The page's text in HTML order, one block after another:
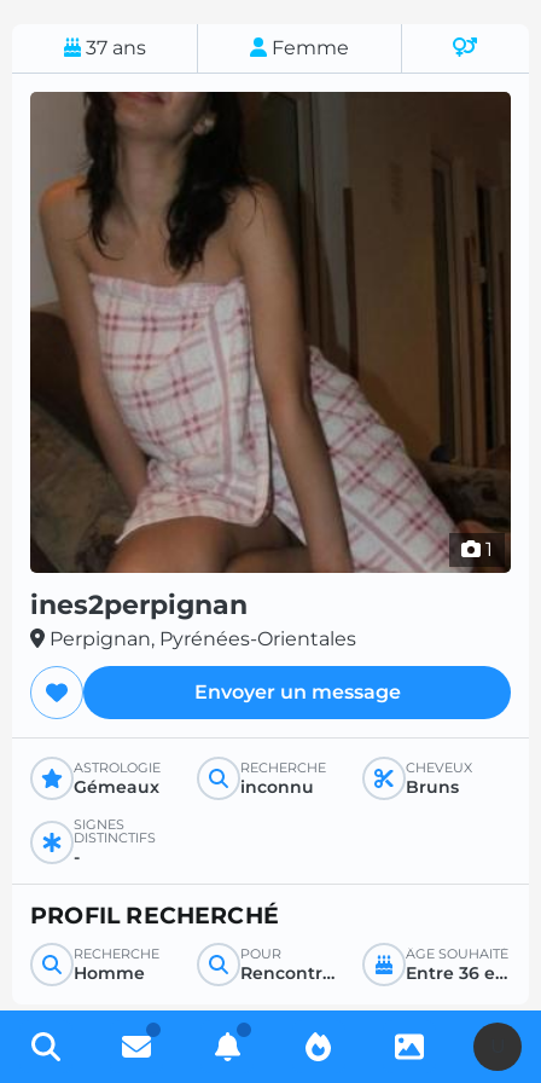
37 ans Femme
1
ines2perpignan
Perpignan, Pyrénées-Orientales
Envoyer un message
ASTROLOGIE
Gémeaux
RECHERCHE
inconnu
CHEVEUX
Bruns
SIGNES
DISTINCTIFS
-
PROFIL RECHERCHÉ
RECHERCHE
Homme
POUR
Rencontre sérieuse
ÂGE SOUHAITÉ
Entre 36 et 99
Inscrivez-vous gratuitement pour accéder à des